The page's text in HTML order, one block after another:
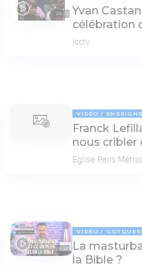
28:25
Yvan
célébration
icctv
VIDÉO
Franck
nous
Église Paris
03:20
VIDÉO
La
la Bible ?